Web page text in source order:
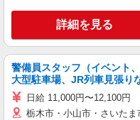
詳細を見る
警備員スタッフ（イベント
大型駐車場、JR列車見張り
日給 11,000円〜12,100円
栃木市・小山市・さいた